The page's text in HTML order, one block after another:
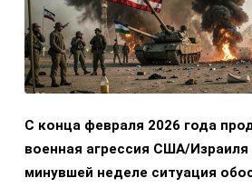
С конца февраля 2026 года
военная агрессия США/
минувшей неделе ситуация